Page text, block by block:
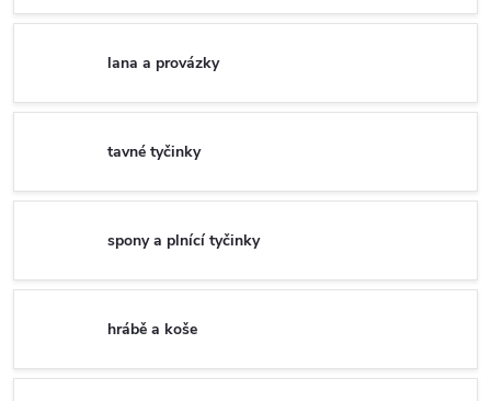
lana a provázky
tavné tyčinky
spony a plnící tyčinky
hrábě a koše